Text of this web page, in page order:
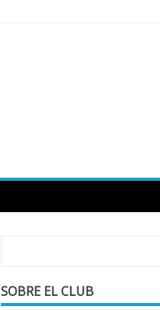
SOBRE EL CLUB